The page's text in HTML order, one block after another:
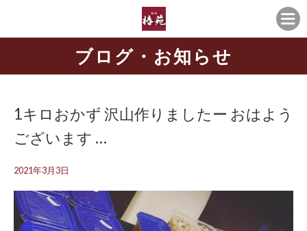
ブログ・お知らせ
1キロおかず 沢山作りましたー おはよう
ございます️ …
2021年3月3日